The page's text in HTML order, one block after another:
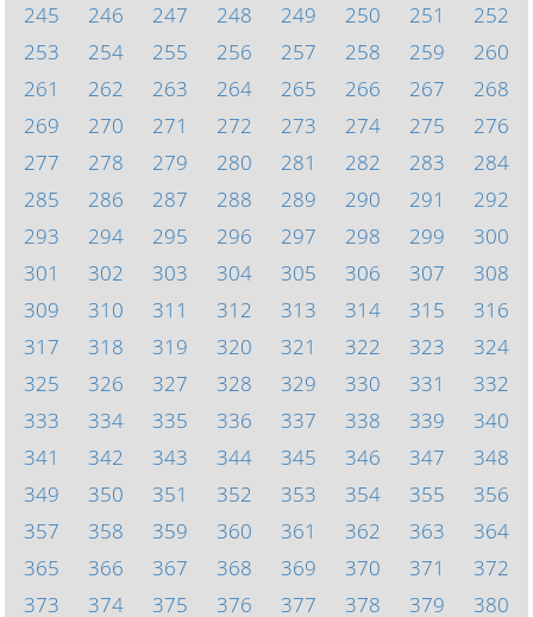
245
246 247 248 249 250 251
252
253
254 255 256 257 258 259
260
261
262 263 264 265 266 267
268
269
270 271 272 273 274 275
276
277
278 279 280 281 282 283
284
285
286 287 288 289 290 291
292
293
294 295 296 297 298 299
300
301
302 303 304 305 306 307
308
309
310 311 312 313 314 315
316
317
318 319 320 321 322 323
324
325
326 327 328 329 330 331
332
333
334 335 336 337 338 339
340
341
342 343 344 345 346 347
348
349
350 351 352 353 354 355
356
357
358 359 360 361 362 363
364
365
366 367 368 369 370 371
372
373
374 375 376 377 378 379 380